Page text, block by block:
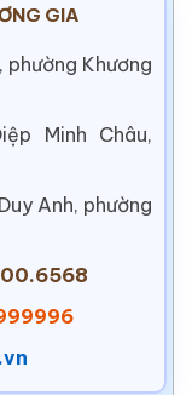
GIA
phường Khương
Minh Châu,
Anh, phường